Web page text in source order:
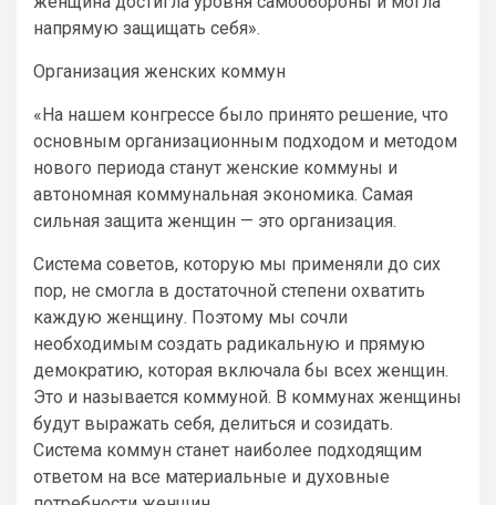
напрямую защищать себя».
Организация женских коммун
«На нашем конгрессе было принято решение, что
основным организационным подходом и методом
нового периода станут женские коммуны и
автономная коммунальная экономика. Самая
сильная защита женщин — это организация.
Система советов, которую мы применяли до сих
пор, не смогла в достаточной степени охватить
каждую женщину. Поэтому мы сочли
необходимым создать радикальную и прямую
демократию, которая включала бы всех женщин.
Это и называется коммуной. В коммунах женщины
будут выражать себя, делиться и созидать.
Система коммун станет наиболее подходящим
ответом на все материальные и духовные